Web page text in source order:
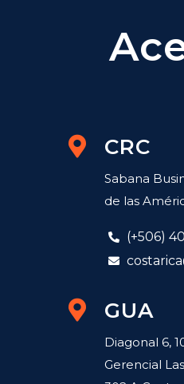
CRC
Sabana
de las
(+506)
GUA
Diagonal 6,
Gerencial